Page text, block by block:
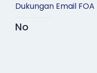
Dukungan Email FOA
No